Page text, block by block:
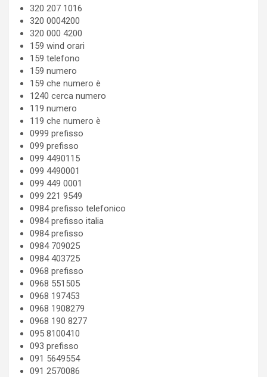
320 207 1016
320 0004200
320 000 4200
159 wind orari
159 telefono
159 numero
159 che numero è
1240 cerca numero
119 numero
119 che numero è
0999 prefisso
099 prefisso
099 4490115
099 4490001
099 449 0001
099 221 9549
0984 prefisso telefonico
0984 prefisso italia
0984 prefisso
0984 709025
0984 403725
0968 prefisso
0968 551505
0968 197453
0968 1908279
0968 190 8277
095 8100410
093 prefisso
091 5649554
091 2570086